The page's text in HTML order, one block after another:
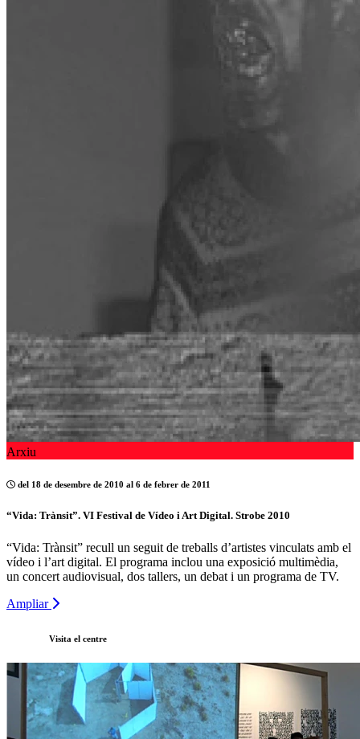
Arxiu
del 18 de desembre de 2010 al 6 de febrer de 2011
“Vida: Trànsit”. VI Festival de Vídeo i Art Digital. Strobe 2010
“Vida: Trànsit” recull un seguit de treballs d’artistes vinculats amb el
vídeo i l’art digital. El programa inclou una exposició multimèdia,
un concert audiovisual, dos tallers, un debat i un programa de TV.
Ampliar
Visita el centre